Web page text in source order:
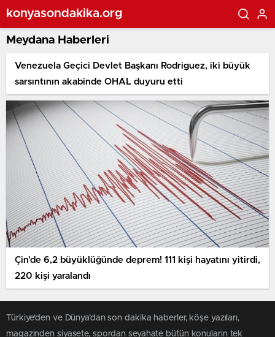
konyasondakika.org
Meydana Haberleri
Venezuela Geçici Devlet Başkanı Rodriguez, iki büyük
sarsıntının akabinde OHAL duyuru etti
Çin’de 6,2 büyüklüğünde deprem! 111 kişi hayatını yitirdi,
220 kişi yaralandı
Türkiye'den ve Dünya’dan son dakika haberler, köşe yazıları,
magazinden siyasete, spordan seyahate bütün konuların tek